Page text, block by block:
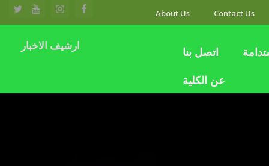
About Us Contact Us
ارشيف الاخبار اتصل بنا
عن الكلية